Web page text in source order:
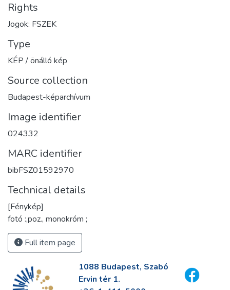
Rights
Jogok: FSZEK
Type
KÉP / önálló kép
Source collection
Budapest-képarchívum
Image identifier
024332
MARC identifier
bibFSZ01592970
Technical details
[Fénykép]
fotó :,poz., monokróm ;
Full item page
1088 Budapest, Szabó
Ervin tér 1.